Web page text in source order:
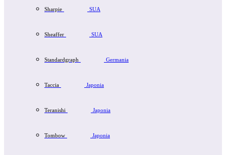
Sharpie SUA
Sheaffer SUA
Standardgraph Germania
Taccia Japonia
Teranishi Japonia
Tombow Japonia